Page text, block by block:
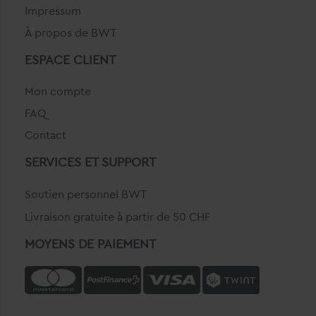
Impressum
À propos de BWT
ESPACE CLIENT
Mon compte
FAQ
Contact
SERVICES ET SUPPORT
Soutien personnel BWT
Livraison gratuite à partir de 50 CHF
MOYENS DE PAIEMENT